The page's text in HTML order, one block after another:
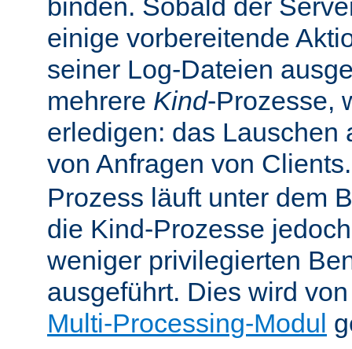
binden. Sobald der
einige vorbereitende
seiner Log-Dateien
mehrere Kind-Prozesse,
erledigen: das Lauschen
von Anfragen von
Prozess läuft unter dem
die Kind-Prozesse
weniger privilegierten
ausgeführt. Dies wird
Multi-Processing-Modul